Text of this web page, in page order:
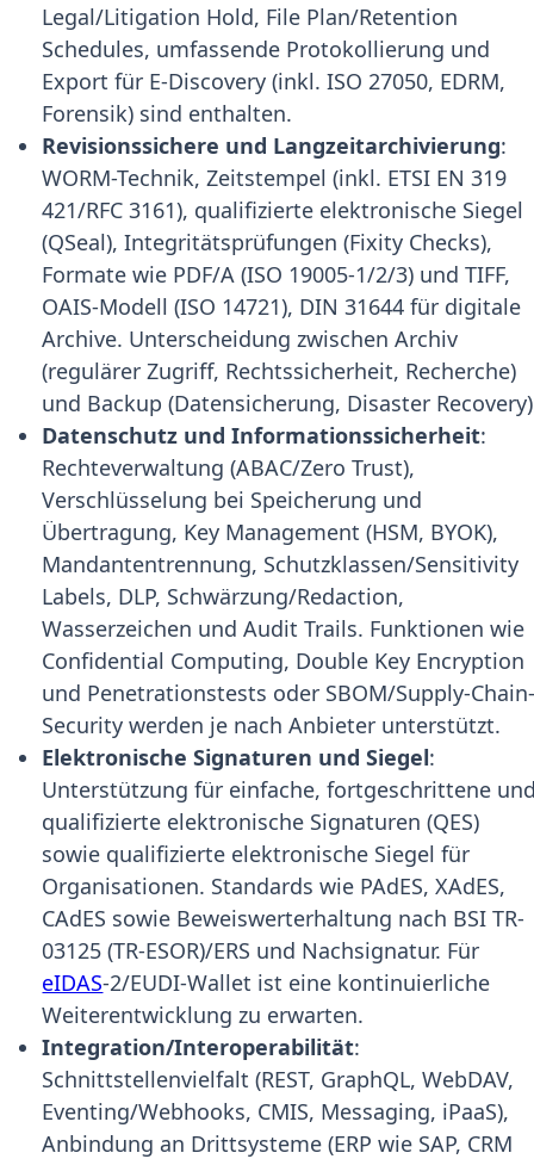
Legal/Litigation Hold, File Plan/Retention
Schedules, umfassende Protokollierung und
Export für E-Discovery (inkl. ISO 27050, EDRM,
Forensik) sind enthalten.
Revisionssichere und Langzeitarchivierung:
WORM-Technik, Zeitstempel (inkl. ETSI EN 319
421/RFC 3161), qualifizierte elektronische Siegel
(QSeal), Integritätsprüfungen (Fixity Checks),
Formate wie PDF/A (ISO 19005-1/2/3) und TIFF,
OAIS-Modell (ISO 14721), DIN 31644 für digitale
Archive. Unterscheidung zwischen Archiv
(regulärer Zugriff, Rechtssicherheit, Recherche)
und Backup (Datensicherung, Disaster
Datenschutz und Informationssicherheit:
Rechteverwaltung (ABAC/Zero Trust),
Verschlüsselung bei Speicherung und
Übertragung, Key Management (HSM, BYOK),
Mandantentrennung, Schutzklassen/Sensitivity
Labels, DLP, Schwärzung/Redaction,
Wasserzeichen und Audit Trails. Funktionen wie
Confidential Computing, Double Key Encryption
und Penetrationstests oder SBOM/Supply-
Security werden je nach Anbieter unterstützt.
Elektronische Signaturen und Siegel:
Unterstützung für einfache, fortgeschrittene
qualifizierte elektronische Signaturen (QES)
sowie qualifizierte elektronische Siegel für
Organisationen. Standards wie PAdES, XAdES,
CAdES sowie Beweiswerterhaltung nach BSI TR-
03125 (TR-ESOR)/ERS und Nachsignatur. Für
eIDAS-2/EUDI-Wallet ist eine kontinuierliche
Weiterentwicklung zu erwarten.
Integration/Interoperabilität:
Schnittstellenvielfalt (REST, GraphQL, WebDAV,
Eventing/Webhooks, CMIS, Messaging, iPaaS),
Anbindung an Drittsysteme (ERP wie SAP, CRM